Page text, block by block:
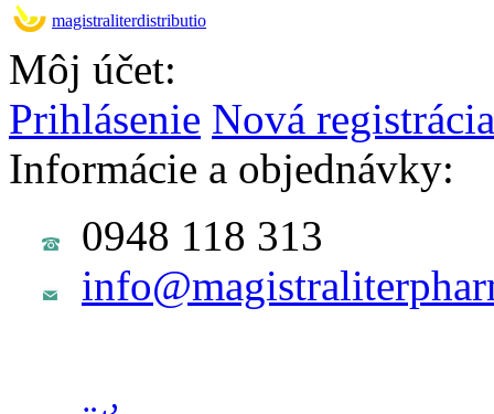
magistraliterdistributio
Môj účet:
Prihlásenie Nová registrácia
Informácie a objednávky:
0948 118 313